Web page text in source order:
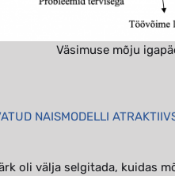
Väsimuse mõju
NAISMODELLI
oli välja selgitada, kuidas